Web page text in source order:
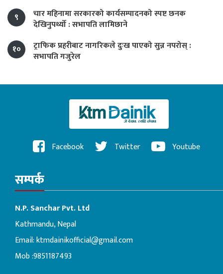
९
चार महिनामा सरकारको कार्यसम्पादनको स्पष्ट छनक
देखिनुपर्थ्यो : सभापति लामिछाने
१०
ट्राफिक प्रहरीबाट नागरिकले दुःख पाएको सुन्न नपरोस् :
सभापति गजुरेल
Facebook Twitter Youtube
सम्पर्क
N.P. Sanchar Pvt. Ltd
Kathmandu, Nepal
Email:ktmdainikofficial@gmail.com
Mob :9851187493